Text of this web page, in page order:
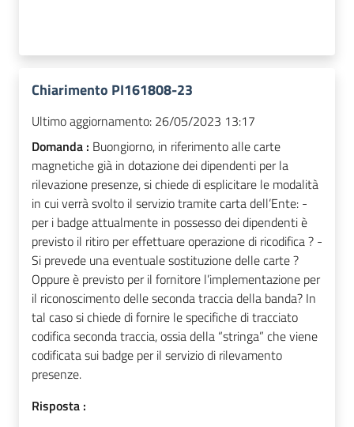
Chiarimento PI161808-23
Ultimo aggiornamento: 26/05/2023 13:17
Domanda : Buongiorno, in riferimento alle carte
magnetiche già in dotazione dei dipendenti per la
rilevazione presenze, si chiede di esplicitare le modalità
in cui verrà svolto il servizio tramite carta dell’Ente: -
per i badge attualmente in possesso dei dipendenti è
previsto il ritiro per effettuare operazione di ricodifica ? -
Si prevede una eventuale sostituzione delle carte ?
Oppure è previsto per il fornitore l’implementazione per
il riconoscimento delle seconda traccia della banda? In
tal caso si chiede di fornire le specifiche di tracciato
codifica seconda traccia, ossia della “stringa” che viene
codificata sui badge per il servizio di rilevamento
presenze.
Risposta :